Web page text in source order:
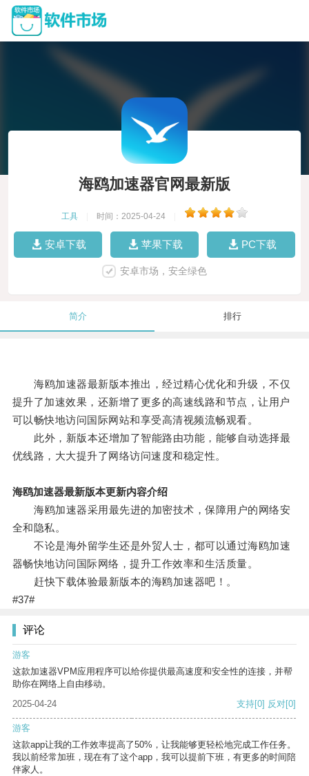
海鸥加速器官网最新版
工具 时间：2025-04-24
安卓下载 苹果下载 PC下载
安卓市场，安全绿色
简介 排行
海鸥加速器最新版本推出，经过精心优化和升级，不仅
提升了加速效果，还新增了更多的高速线路和节点，让用户
可以畅快地访问国际网站和享受高清视频流畅观看。
此外，新版本还增加了智能路由功能，能够自动选择最
优线路，大大提升了网络访问速度和稳定性。
海鸥加速器最新版本更新内容介绍
海鸥加速器采用最先进的加密技术，保障用户的网络安
全和隐私。
不论是海外留学生还是外贸人士，都可以通过海鸥加速
器畅快地访问国际网络，提升工作效率和生活质量。
赶快下载体验最新版本的海鸥加速器吧！。
#37#
评论
游客
这款加速器VPM应用程序可以给你提供最高速度和安全性的连接，并帮
助你在网络上自由移动。
2025-04-24
支持[0] 反对[0]
游客
这款app让我的工作效率提高了50%，让我能够更轻松地完成工作任务。
我以前经常加班，现在有了这个app，我可以提前下班，有更多的时间陪
伴家人。